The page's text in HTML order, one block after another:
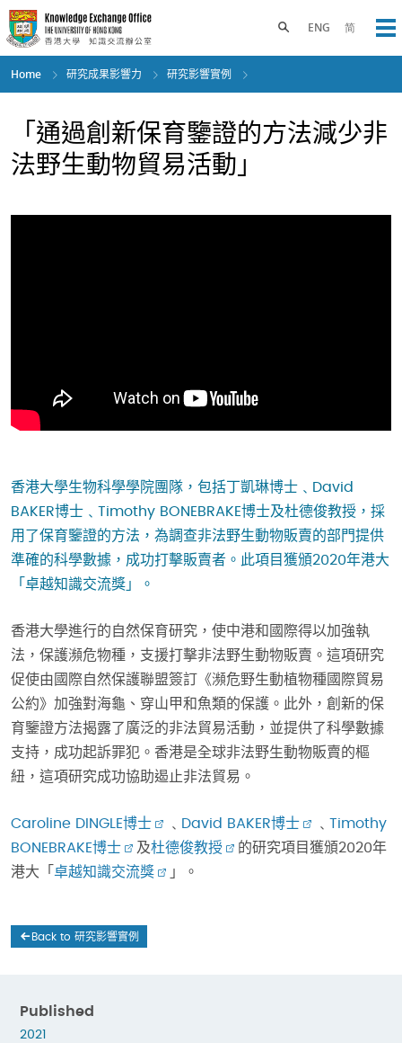
Skip
to
main
content
ENG 简
Toggle search panel
Home 研究成果影響力 研究影響實例
「通過創新保育鑒證的方法減少非
法野生動物貿易活動」
香港大學生物科學學院團隊，包括丁凱琳博士﹑David
BAKER博士﹑Timothy BONEBRAKE博士及杜德俊教授，採
用了保育鑒證的方法，為調查非法野生動物販賣的部門提供
準確的科學數據，成功打擊販賣者。此項目獲頒2020年港大
「卓越知識交流獎」。
香港大學進行的自然保育研究，使中港和國際得以加強執
法，保護瀕危物種，支援打擊非法野生動物販賣。這項研究
促使由國際自然保護聯盟簽訂《瀕危野生動植物種國際貿易
公約》加強對海龜、穿山甲和魚類的保護。此外，創新的保
育鑒證方法揭露了廣泛的非法貿易活動，並提供了科學數據
支持，成功起訴罪犯。香港是全球非法野生動物販賣的樞
紐，這項研究成功協助遏止非法貿易。
Caroline DINGLE博士 ﹑ David BAKER博士 ﹑ Timothy
BONEBRAKE博士
及杜德俊教授
的研究項目獲頒2020年
港大「 卓越知識交流獎 」。
Back to 研究影響實例
Published
2021